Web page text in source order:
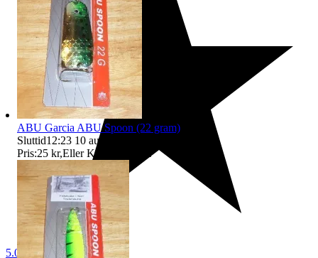
5.0
ABU Garcia ABU Spoon (22 gram)
Sluttid12:23 10 aug 12:23
Pris:25 kr,Eller Köp nu .